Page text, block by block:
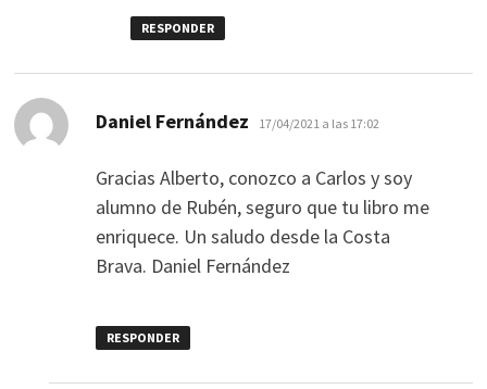
RESPONDER
Daniel Fernández dice:
17/04/2021 a las 17:02
Gracias Alberto, conozco a Carlos y soy
alumno de Rubén, seguro que tu libro me
enriquece. Un saludo desde la Costa
Brava. Daniel Fernández
RESPONDER